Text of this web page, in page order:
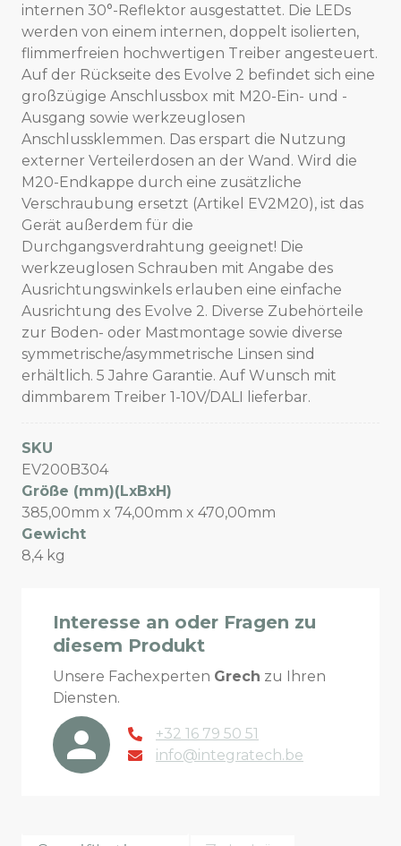
internen 30°-Reflektor ausgestattet. Die LEDs
werden von einem internen, doppelt isolierten,
flimmerfreien hochwertigen Treiber angesteuert.
Auf der Rückseite des Evolve 2 befindet sich eine
großzügige Anschlussbox mit M20-Ein- und -
Ausgang sowie werkzeuglosen
Anschlussklemmen. Das erspart die Nutzung
externer Verteilerdosen an der Wand. Wird die
M20-Endkappe durch eine zusätzliche
Verschraubung ersetzt (Artikel EV2M20), ist das
Gerät außerdem für die
Durchgangsverdrahtung geeignet! Die
werkzeuglosen Schrauben mit Angabe des
Ausrichtungswinkels erlauben eine einfache
Ausrichtung des Evolve 2. Diverse Zubehörteile
zur Boden- oder Mastmontage sowie diverse
symmetrische/asymmetrische Linsen sind
erhältlich. 5 Jahre Garantie. Auf Wunsch mit
dimmbarem Treiber 1-10V/DALI lieferbar.
SKU
EV200B304
Größe (mm)(LxBxH)
385,00mm x 74,00mm x 470,00mm
Gewicht
8,4 kg
Interesse an oder Fragen zu
diesem Produkt
Unsere Fachexperten Grech zu Ihren
Diensten.
+32 16 79 50 51
info@integratech.be